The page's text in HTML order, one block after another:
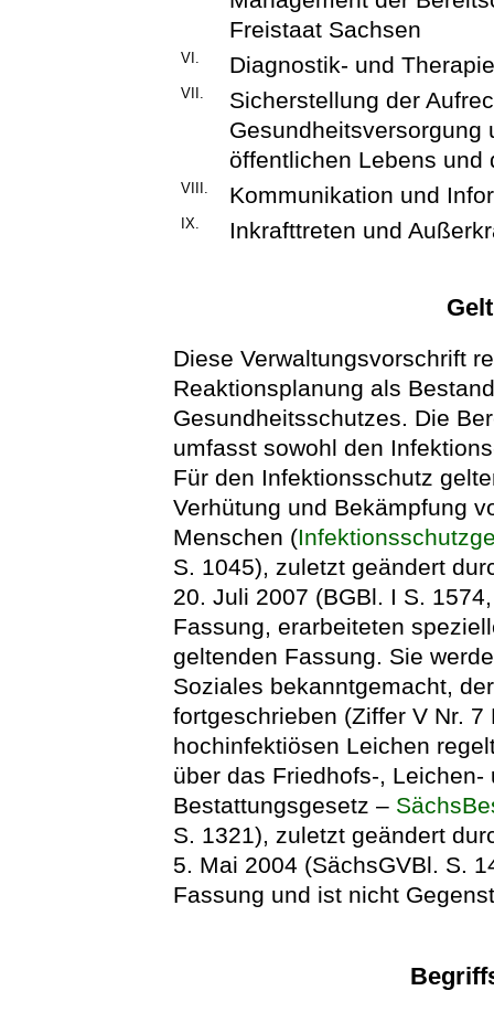
Freistaat Sachsen
VI. Diagnostik- und
VII.
Sicherstellung der
Gesundheitsversorgung
öffentlichen Lebens und
VIII. Kommunikation und
IX. Inkrafttreten und
Diese Verwaltungsvorschrift
Reaktionsplanung als
Gesundheitsschutzes. Die
umfasst sowohl den
Für den Infektionsschutz
Verhütung und Bekämpfung
Menschen (
S. 1045), zuletzt geändert
20. Juli 2007 (BGBl. I S.
Fassung, erarbeiteten
geltenden Fassung. Sie
Soziales bekanntgemacht,
fortgeschrieben (Ziffer V Nr.
hochinfektiösen Leichen
über das Friedhofs-,
Bestattungsgesetz –
S. 1321), zuletzt geändert
5. Mai 2004 (SächsGVBl. S.
Fassung und ist nicht